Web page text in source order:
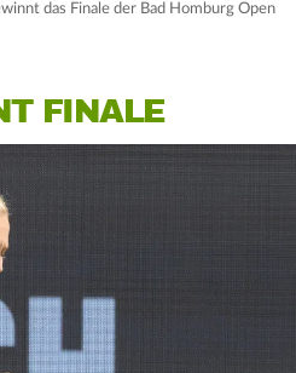
das Finale der Bad Homburg Open
FINALE